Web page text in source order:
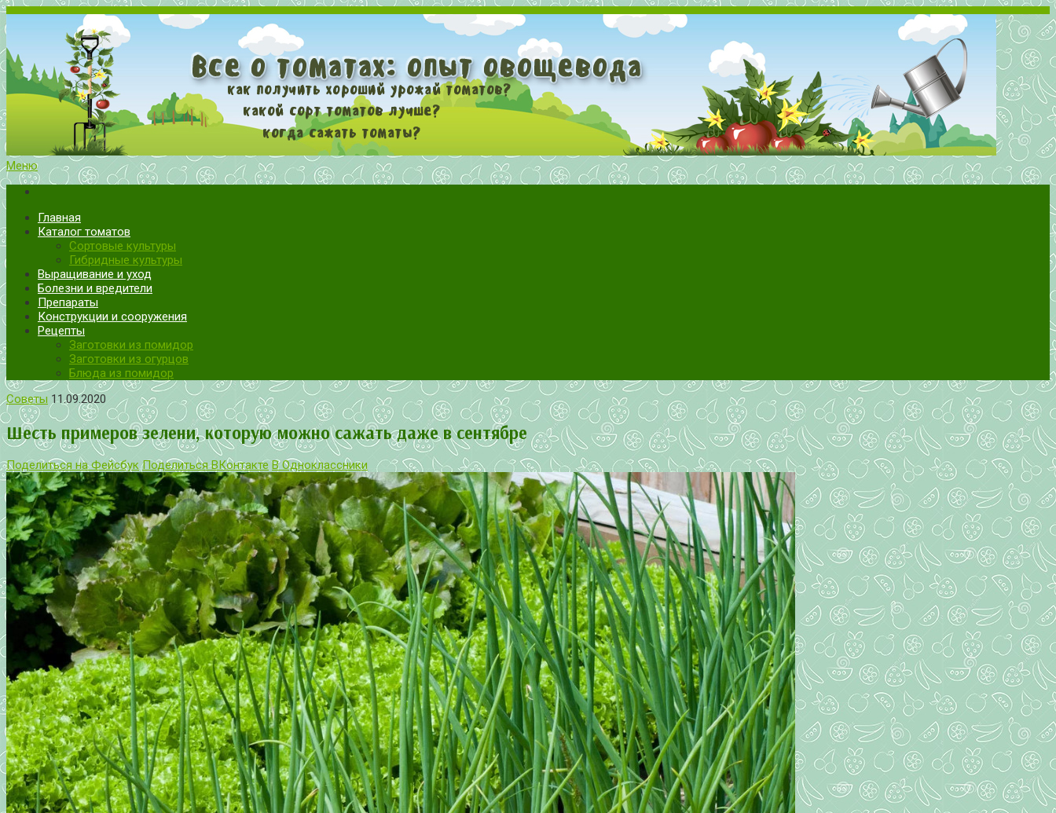
Все о томатах. Выращивание томатов. Сорта и рассада.
Выращивание и уход за томатами
Меню
Главная
Каталог томатов
Сортовые культуры
Гибридные культуры
Выращивание и уход
Болезни и вредители
Препараты
Конструкции и сооружения
Рецепты
Заготовки из помидор
Заготовки из огурцов
Блюда из помидор
Советы 11.09.2020
Шесть примеров зелени, которую можно сажать даже в сентябре
Поделиться на Фейсбук Поделиться ВКонтакте В Одноклассники